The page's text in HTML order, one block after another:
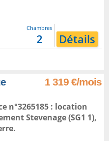
Chambres
2 Détails
1 319 €/mois
n°3265185 : location
Stevenage(SG1 1),
.